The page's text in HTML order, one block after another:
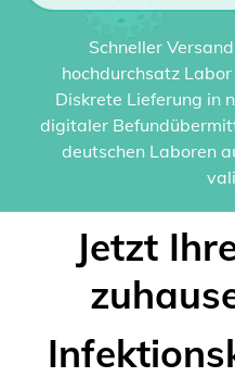
Schneller
hochdurchsatz
Diskrete Lieferung in
digitaler
deutschen Laboren
Jetzt